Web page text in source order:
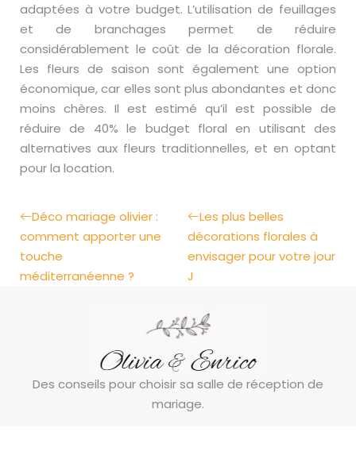
adaptées à votre budget. L’utilisation de feuillages
et de branchages permet de réduire
considérablement le coût de la décoration florale.
Les fleurs de saison sont également une option
économique, car elles sont plus abondantes et donc
moins chères. Il est estimé qu’il est possible de
réduire de 40% le budget floral en utilisant des
alternatives aux fleurs traditionnelles, et en optant
pour la location.
Déco mariage olivier :
comment apporter une
touche
méditerranéenne ?
Les plus belles
décorations florales à
envisager pour votre jour
J
Des conseils pour choisir sa salle de réception de
mariage.